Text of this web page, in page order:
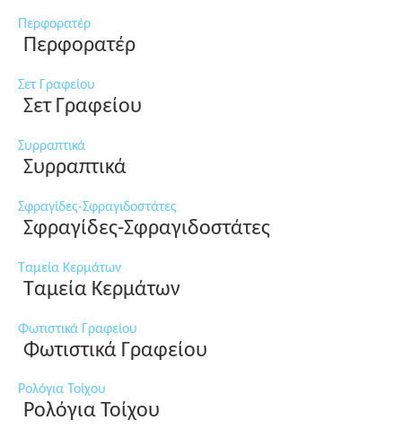
Περφορατέρ
Περφορατέρ
Σετ Γραφείου
Σετ Γραφείου
Συρραπτικά
Συρραπτικά
Σφραγίδες-Σφραγιδοστάτες
Σφραγίδες-Σφραγιδοστάτες
Ταμεία Κερμάτων
Ταμεία Κερμάτων
Φωτιστικά Γραφείου
Φωτιστικά Γραφείου
Ρολόγια Τοίχου
Ρολόγια Τοίχου